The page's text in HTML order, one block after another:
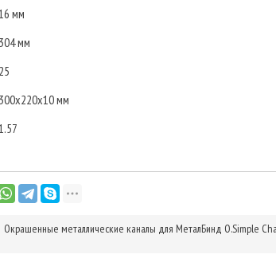
мм
304 мм
25
300х220х10 мм
Окрашенные металлические каналы для МеталБинд O.Simple